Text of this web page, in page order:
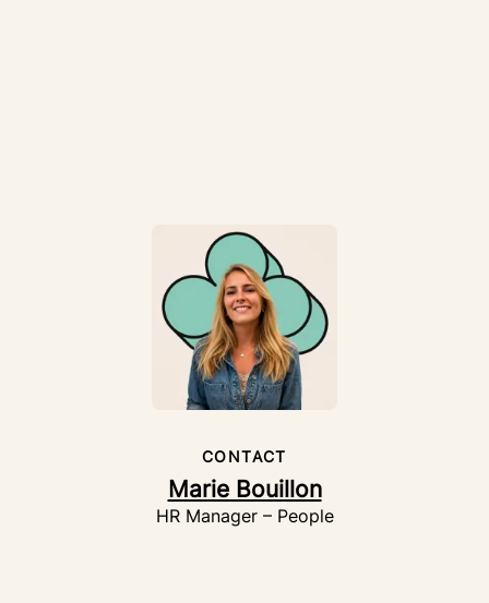
CONTACT
Marie Bouillon
HR Manager – People